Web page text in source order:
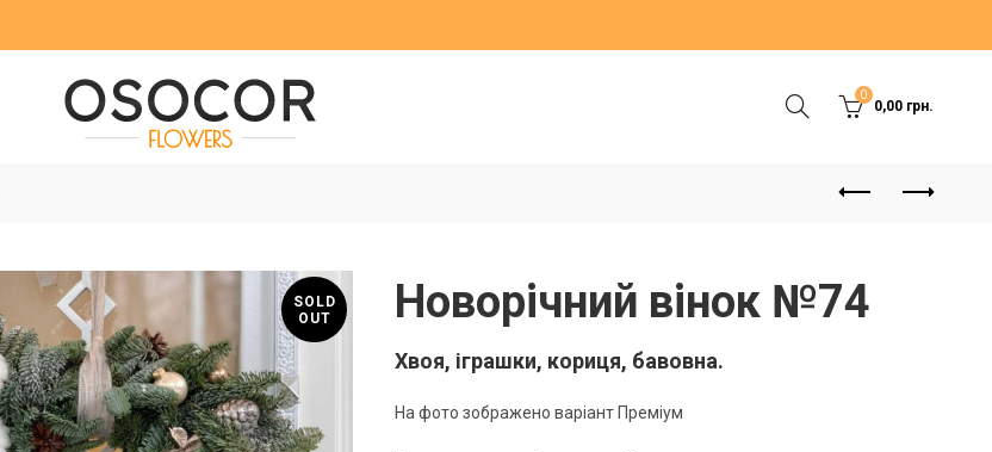
0
0,00грн.
SOLD
OUT
Новорічний вінок №74
Хвоя, іграшки, кориця, бавовна.
На фото зображено варіант Преміум